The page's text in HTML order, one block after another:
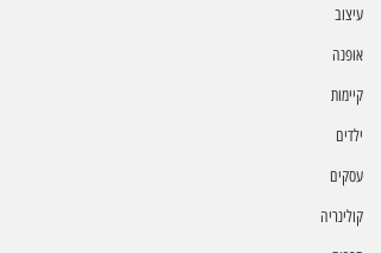
עיצוב
אופנה
קיימות
ילדים
עסקים
קולינריה